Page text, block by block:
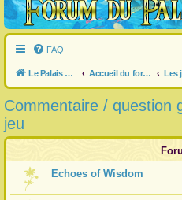
FAQ
Le Palais de Zelda Accueil du forum
Commentaire / question
jeu
Echoes of Wisdom